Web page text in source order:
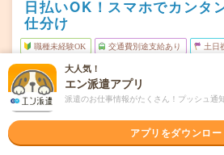
日払いOK！スマホでカンタ
仕分け
職種未経験OK 交通費別途支給あり 土日
派遣
勤務地
群馬県前橋市
分／新前橋駅からバイク・車---
ク・車---分／中央前橋駅からバ
大人気！
エン派遣アプリ
派遣のお仕事情報がたくさん！プッシュ通
アプリをダウンロー